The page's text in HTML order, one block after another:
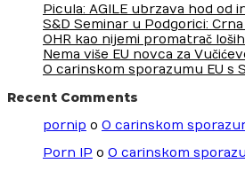
Picula: AGILE ubrzava hod od
S&D Seminar u Podgorici:
OHR kao nijemi promatrač
Nema više EU novca za
O carinskom sporazumu EU s
Recent Comments
pornip o O carinskom
Porn IP o O carinskom